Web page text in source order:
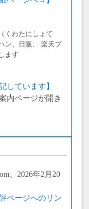
くわたにしょて
ン、日販、 楽天ブ
ます
しています】
内ページが開き
、2026年2月20
ページへのリン